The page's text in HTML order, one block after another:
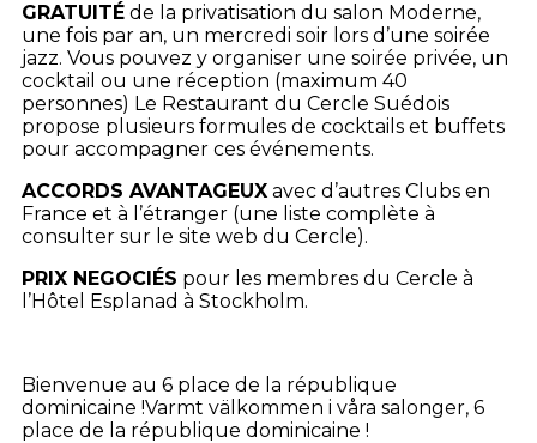
GRATUITÉ de la privatisation du salon Moderne,
une fois par an, un mercredi soir lors d’une soirée
jazz. Vous pouvez y organiser une soirée privée, un
cocktail ou une réception (maximum 40
personnes) Le Restaurant du Cercle Suédois
propose plusieurs formules de cocktails et buffets
pour accompagner ces événements.
ACCORDS AVANTAGEUX avec d’autres Clubs en
France et à l’étranger (une liste complète à
consulter sur le site web du Cercle).
PRIX NEGOCIÉS pour les membres du Cercle à
l’Hôtel Esplanad à Stockholm.
Bienvenue au 6 place de la république
dominicaine !Varmt välkommen i våra salonger, 6
place de la république dominicaine !